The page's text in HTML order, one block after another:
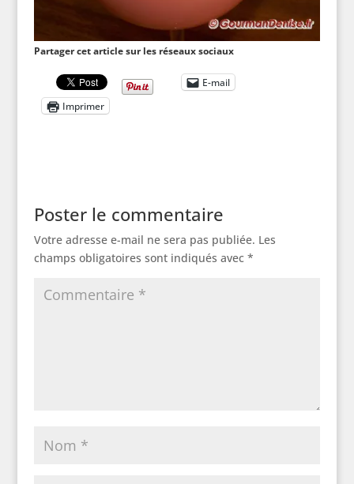
Partager cet article sur les réseaux sociaux
E-mail
Imprimer
Poster le commentaire
Votre adresse e-mail ne sera pas publiée. Les
champs obligatoires sont indiqués avec *